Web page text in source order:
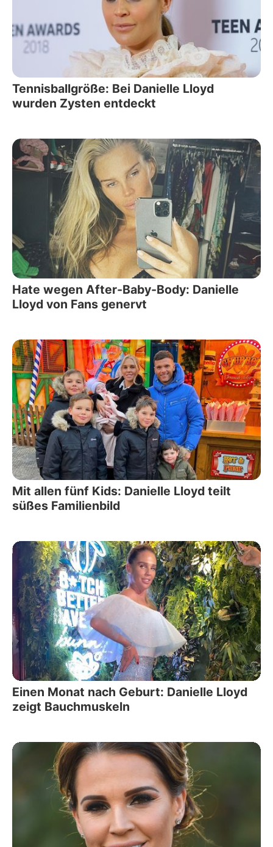
Tennisballgröße: Bei Danielle Lloyd
wurden Zysten entdeckt
Hate wegen After-Baby-Body: Danielle
Lloyd von Fans genervt
Mit allen fünf Kids: Danielle Lloyd teilt
süßes Familienbild
Einen Monat nach Geburt: Danielle Lloyd
zeigt Bauchmuskeln